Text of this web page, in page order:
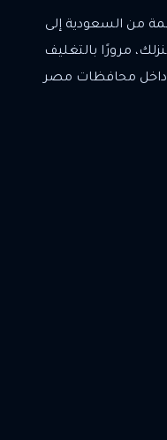
من السعودية إلى
مرورًا بالتغليف
داخل محافظات مصر